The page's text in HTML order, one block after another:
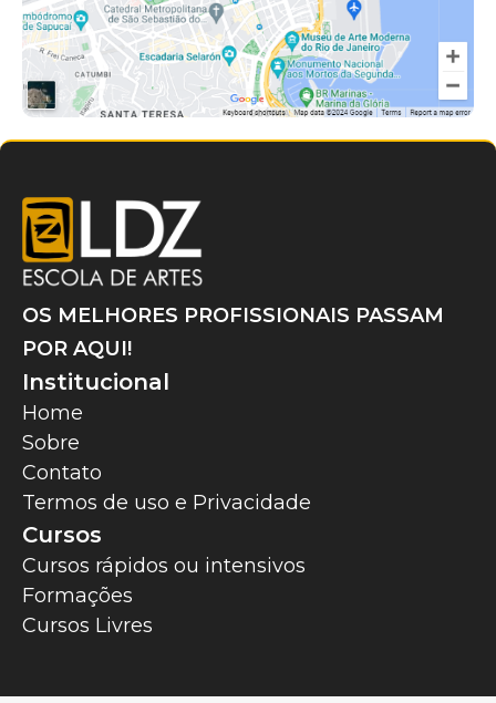
OS MELHORES PROFISSIONAIS PASSAM
POR AQUI!
Institucional
Home
Sobre
Contato
Termos de uso e Privacidade
Cursos
Cursos rápidos ou intensivos
Formações
Cursos Livres